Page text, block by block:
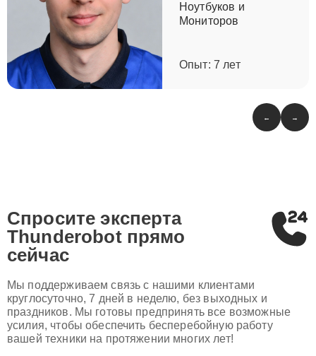
Ноутбуков и
Мониторов
Опыт: 7 лет
← →
Спросите эксперта
Thunderobot прямо
сейчас
Мы поддерживаем связь с нашими клиентами
круглосуточно, 7 дней в неделю, без выходных и
праздников. Мы готовы предпринять все возможные
усилия, чтобы обеспечить бесперебойную работу
вашей техники на протяжении многих лет!